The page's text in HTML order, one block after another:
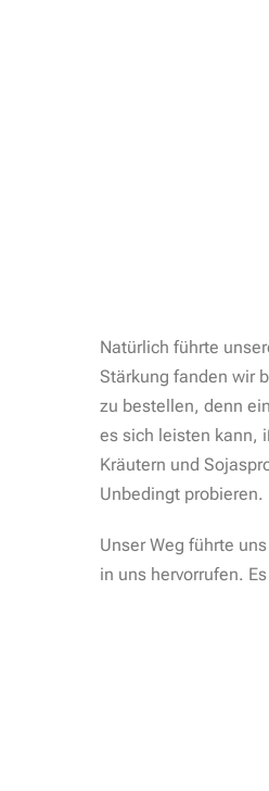
Natürlich führte
Stärkung fanden wir
zu bestellen, denn
es sich leisten kann,
Kräutern und
Unbedingt probieren.
Unser Weg führte
in uns hervorrufen.